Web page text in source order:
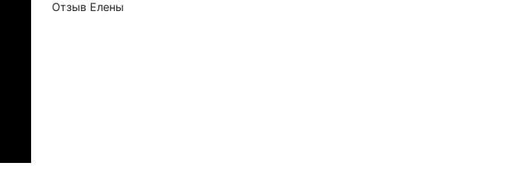
Отзыв Елены